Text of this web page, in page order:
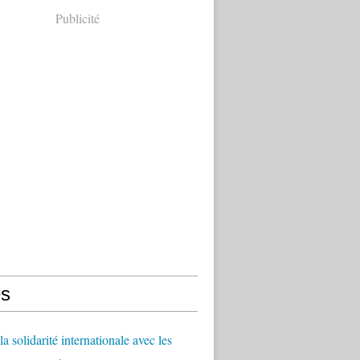
Publicité
solidarité internationale avec les